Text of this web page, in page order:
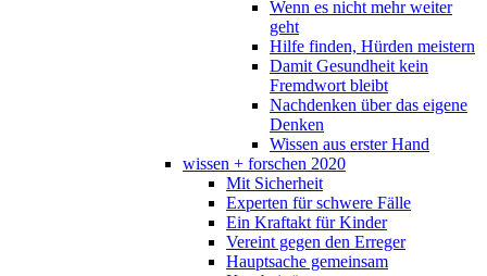
Wenn es nicht mehr weiter
geht
Hilfe finden, Hürden meistern
Damit Gesundheit kein
Fremdwort bleibt
Nachdenken über das eigene
Denken
Wissen aus erster Hand
wissen + forschen 2020
Mit Sicherheit
Experten für schwere Fälle
Ein Kraftakt für Kinder
Vereint gegen den Erreger
Hauptsache gemeinsam